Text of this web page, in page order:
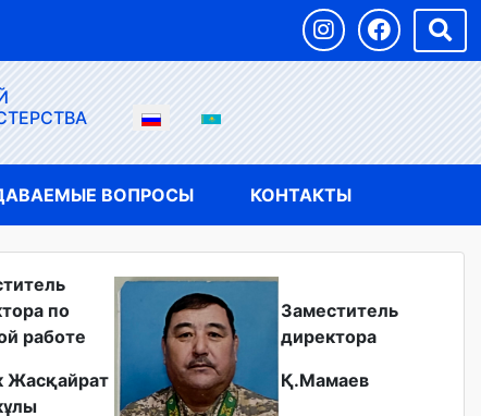
ВОПРОСЫ КОНТАКТЫ
по
работе
Жасқайрат
Заместитель
директора
Қ.Мамаев